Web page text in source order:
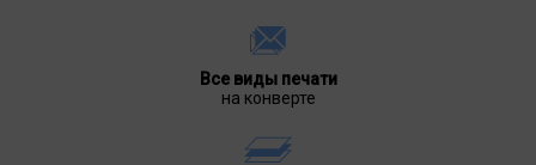
Все виды печати
на конверте